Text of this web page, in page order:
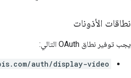
نطاقات الأذونات
يجب توفير نطاق OAuth التالي:
auth/display-video